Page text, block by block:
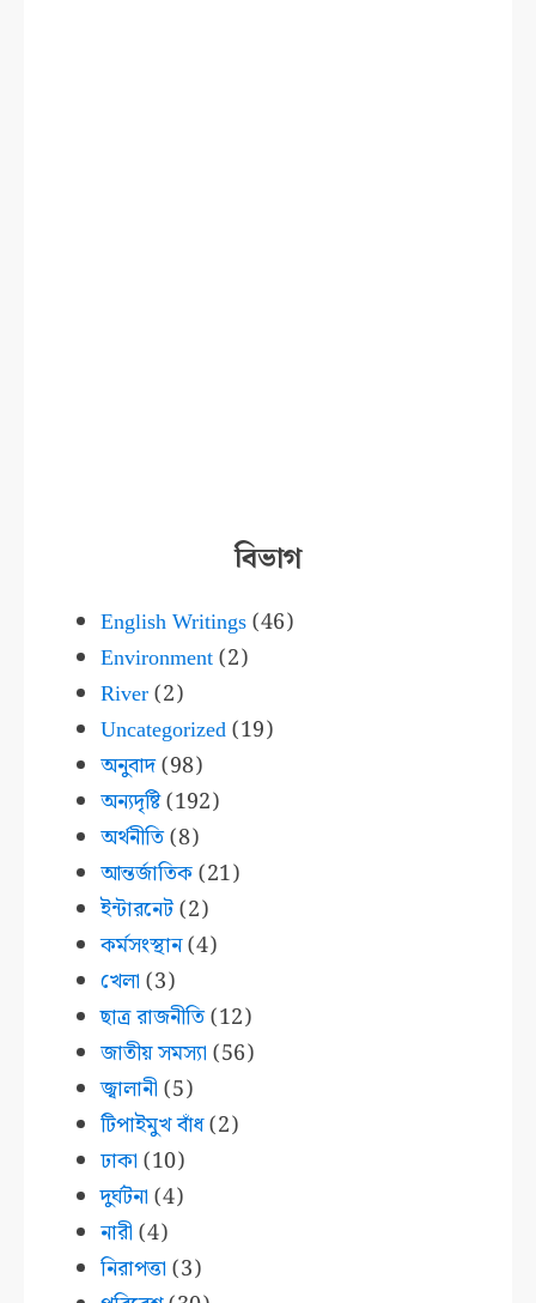
বিভাগ
English Writings(46)
Environment(2)
River(2)
Uncategorized(19)
অনুবাদ(98)
অন্যদৃষ্টি(192)
অর্থনীতি(8)
আন্তর্জাতিক(21)
ইন্টারনেট(2)
কর্মসংস্থান(4)
খেলা (3)
ছাত্র রাজনীতি(12)
জাতীয় সমস্যা (56)
জ্বালানী (5)
টিপাইমুখ বাঁধ(2)
ঢাকা (10)
দুর্ঘটনা (4)
নারী (4)
নিরাপত্তা (3)